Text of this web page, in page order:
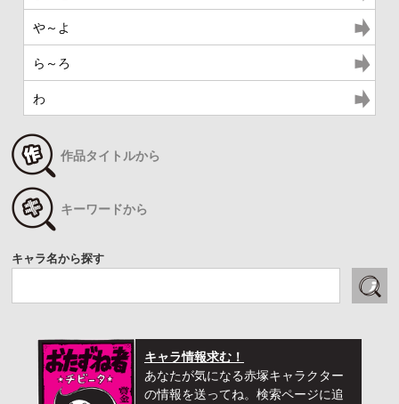
や～よ
ら～ろ
わ
作品タイトルから
キーワードから
キャラ名から探す
キャラ情報求む！
あなたが気になる赤塚キャラクター
の情報を送ってね。検索ページに追